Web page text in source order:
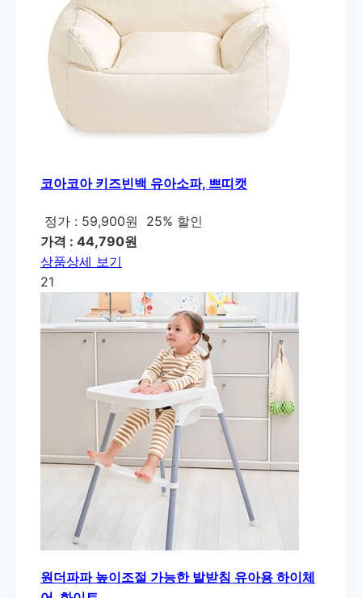
코아코아 키즈빈백 유아소파, 쁘띠캣
정가 : 59,900원
25% 할인
가격 : 44,790원
상품상세 보기
21
원더파파 높이조절 가능한 발받침 유아용 하이체